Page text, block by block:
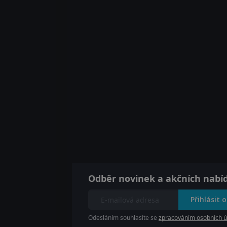
Odběr novinek a akčních
Přihlásit
Odesláním souhlasíte se zpracováním osobních